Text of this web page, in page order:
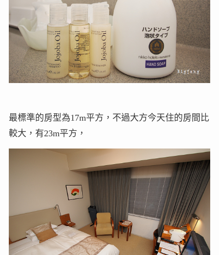
最標準的房型為17m平方，不過大方今天住的房間比
較大，有23m平方，